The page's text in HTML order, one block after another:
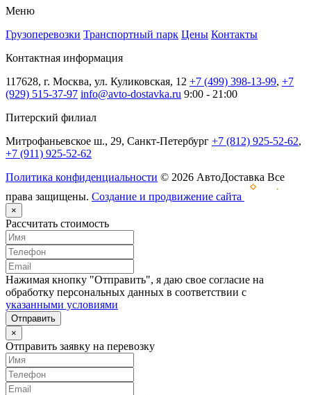
Меню
Грузоперевозки Транспортный парк Цены Контакты
Контактная информация
117628, г. Москва, ул. Куликовская, 12 +7 (499) 398-13-99, +7
(929) 515-37-97 info@avto-dostavka.ru 9:00 - 21:00
Питерский филиал
Митрофаньевское ш., 29, Санкт-Петербург +7 (812) 925-52-62,
+7 (911) 925-52-62
Политика конфиденциальности © 2026 АвтоДоставка Все
права защищены. Создание и продвижение сайта
×
Рассчитать стоимость
Нажимая кнопку "Отправить", я даю свое согласие на
обработку персональных данных в соответствии с
указанными условиями
Отправить
×
Отправить заявку на перевозку